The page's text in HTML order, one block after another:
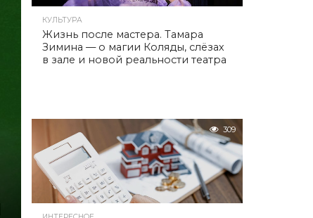
КУЛЬТУРА
Жизнь после мастера. Тамара
Зимина — о магии Коляды, слёзах
в зале и новой реальности театра
309